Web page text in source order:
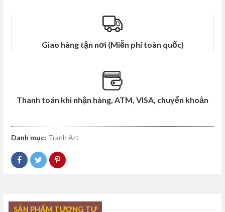
Giao hàng tận nơi (Miễn phí toàn quốc)
Thanh toán khi nhận hàng, ATM, VISA, chuyển khoản
Danh mục: Tranh Art
SẢN PHẨM TƯƠNG TỰ